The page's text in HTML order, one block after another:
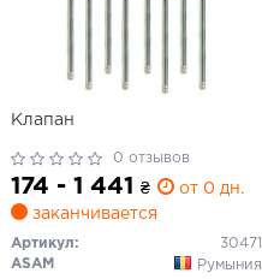
Клапан
0 отзывов
174 - 1 441 ₴
от 0 дн.
заканчивается
Артикул:
30471
ASAM
Румыния